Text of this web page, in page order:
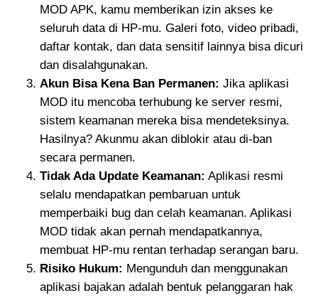
MOD APK, kamu memberikan izin akses ke
seluruh data di HP-mu. Galeri foto, video pribadi,
daftar kontak, dan data sensitif lainnya bisa dicuri
dan disalahgunakan.
Akun Bisa Kena Ban Permanen: Jika aplikasi
MOD itu mencoba terhubung ke server resmi,
sistem keamanan mereka bisa mendeteksinya.
Hasilnya? Akunmu akan diblokir atau di-ban
secara permanen.
Tidak Ada Update Keamanan: Aplikasi resmi
selalu mendapatkan pembaruan untuk
memperbaiki bug dan celah keamanan. Aplikasi
MOD tidak akan pernah mendapatkannya,
membuat HP-mu rentan terhadap serangan baru.
Risiko Hukum: Mengunduh dan menggunakan
aplikasi bajakan adalah bentuk pelanggaran hak